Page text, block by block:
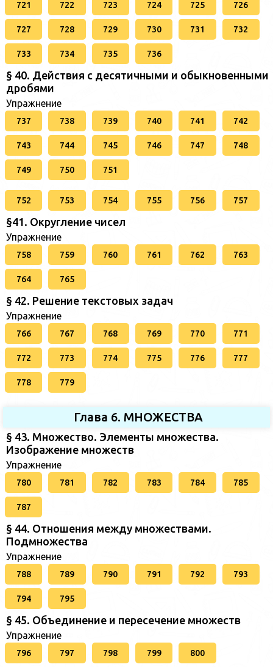
721 722 723 724 725 726
727 728 729 730 731 732
733 734 735 736
§ 40. Действия с десятичными и обыкновенными
дробями
Упражнение
737 738 739 740 741 742
743 744 745 746 747 748
749 750 751
752 753 754 755 756 757
§41. Округление чисел
Упражнение
758 759 760 761 762 763
764 765
§ 42. Решение текстовых задач
Упражнение
766 767 768 769 770 771
772 773 774 775 776 777
778 779
Глава 6. МНОЖЕСТВА
§ 43. Множество. Элементы множества.
Изображение множеств
Упражнение
780 781 782 783 784 785
787
§ 44. Отношения между множествами.
Подмножества
Упражнение
788 789 790 791 792 793
794 795
§ 45. Объединение и пересечение множеств
Упражнение
796 797 798 799 800